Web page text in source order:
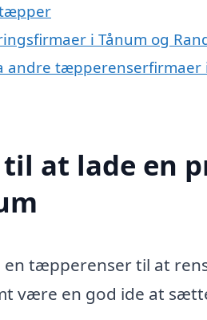
tæpper
i Tånum og
andre tæpperenserfirmaer
at lade en
en tæpperenser til at
være en god ide at